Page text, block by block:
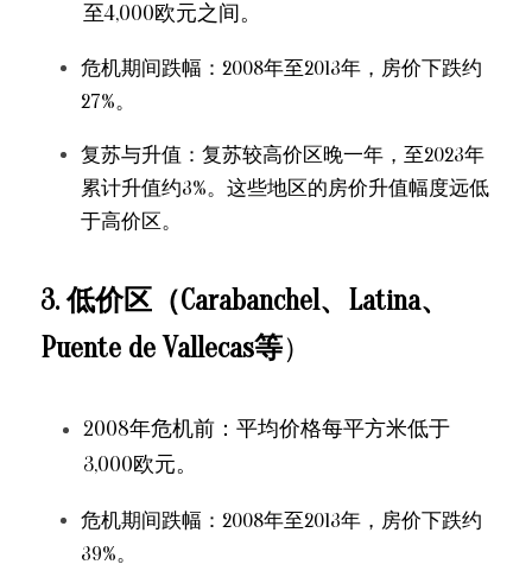
至4,000欧元之间。
危机期间跌幅：2008年至2013年，房价下跌约
27%。
复苏与升值：复苏较高价区晚一年，至2023年
累计升值约3%。这些地区的房价升值幅度远低
于高价区。
3. 低价区（Carabanchel、Latina、
Puente de Vallecas等）
2008年危机前：平均价格每平方米低于
3,000欧元。
危机期间跌幅：2008年至2013年，房价下跌约
39%。